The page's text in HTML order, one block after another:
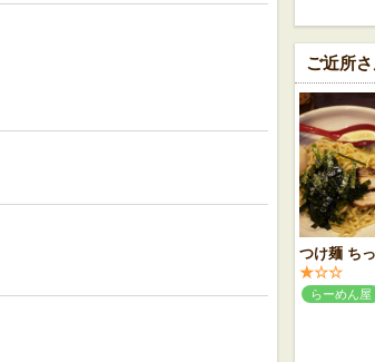
ご近所
つけ麺 ち
★☆☆
らーめん屋